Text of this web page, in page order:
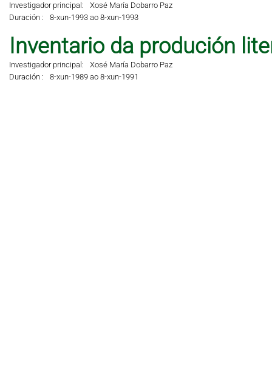
Investigador principal:
Xosé María Dobarro Paz
Duración :
8-xun-1993 ao 8-xun-1993
Inventario da produción
Investigador principal:
Xosé María Dobarro Paz
Duración :
8-xun-1989 ao 8-xun-1991